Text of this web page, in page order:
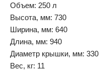
Объем: 250 л
Высота, мм: 730
Ширина, мм: 640
Длина, мм: 940
Диаметр крышки, мм: 330
Вес, кг: 11